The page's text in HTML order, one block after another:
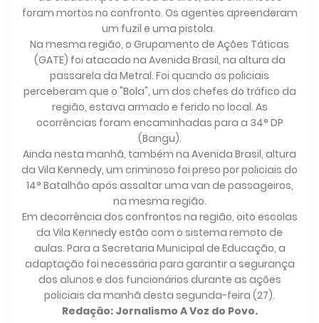
foram mortos no confronto. Os agentes apreenderam
um fuzil e uma pistola.
Na mesma região, o Grupamento de Ações Táticas
(GATE) foi atacado na Avenida Brasil, na altura da
passarela da Metral. Foi quando os policiais
perceberam que o "Bola", um dos chefes do tráfico da
região, estava armado e ferido no local. As
ocorrências foram encaminhadas para a 34° DP
(Bangu).
Ainda nesta manhã, também na Avenida Brasil, altura
da Vila Kennedy, um criminoso foi preso por policiais do
14° Batalhão após assaltar uma van de passageiros,
na mesma região.
Em decorrência dos confrontos na região, oito escolas
da Vila Kennedy estão com o sistema remoto de
aulas. Para a Secretaria Municipal de Educação, a
adaptação foi necessária para garantir a segurança
dos alunos e dos funcionários durante as ações
policiais da manhã desta segunda-feira (27).
Redação: Jornalismo A Voz do Povo.